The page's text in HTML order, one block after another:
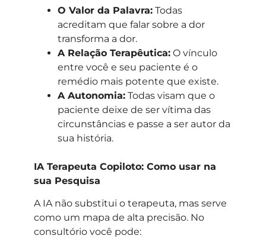
O Valor da Palavra:Todas
acreditam que falar sobre a dor
transforma a dor.
A Relação Terapêutica:O vínculo
entre você e seu paciente é o
remédio mais potente que existe.
A Autonomia:Todas visam que o
paciente deixe de ser vítima das
circunstâncias e passe a ser autor da
sua história.
IA Terapeuta Copiloto: Como usar na
sua Pesquisa
A IA não substitui o terapeuta, mas serve
como um mapa de alta precisão. No
consultório você pode: